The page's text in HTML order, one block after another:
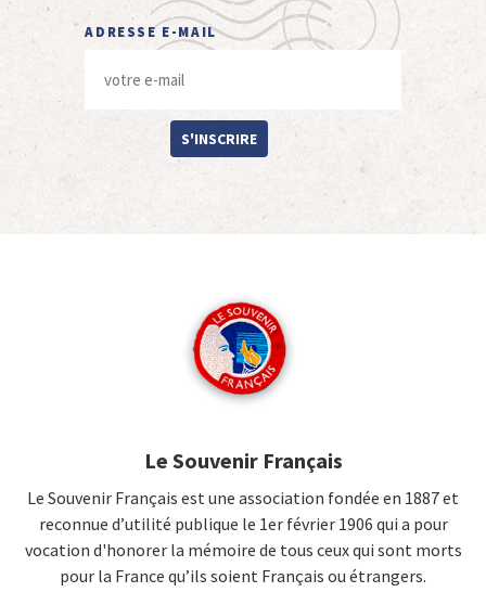
ADRESSE E-MAIL
S'INSCRIRE
Le Souvenir Français
Le Souvenir Français est une association fondée en 1887 et
reconnue d’utilité publique le 1er février 1906 qui a pour
vocation d'honorer la mémoire de tous ceux qui sont morts
pour la France qu’ils soient Français ou étrangers.